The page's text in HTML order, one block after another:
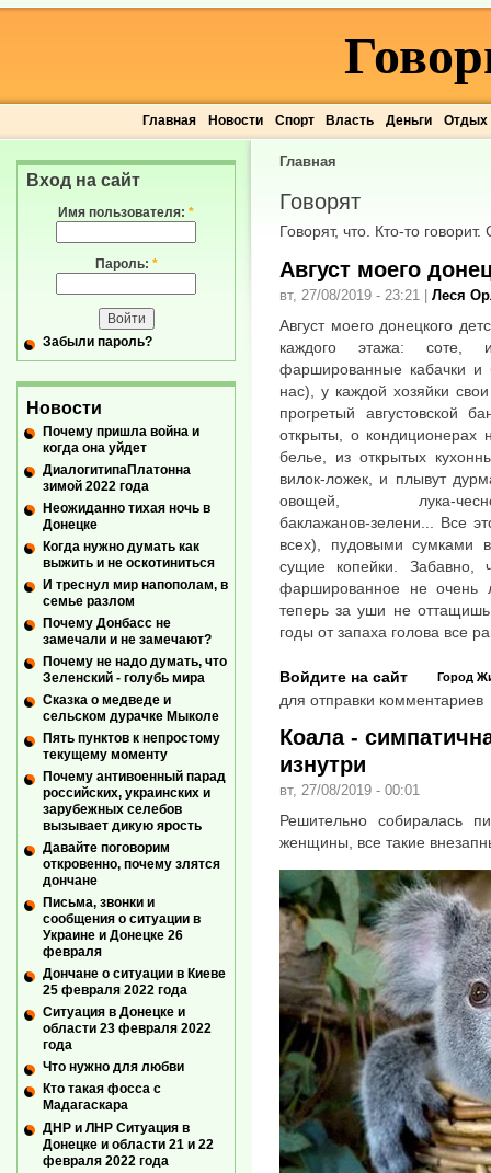
Главная Новости Спорт Власть Деньги Отдых
Главная
Говорят
Говорят, что. Кто-то
Август моего
вт, 27/08/2019 - 23:21 | Леся
Август моего донецкого
каждого этажа: соте,
фаршированные кабачки и
нас), у каждой хозяйки
прогретый августовской
открыты, о кондиционерах
белье, из открытых
вилок-ложек, и плывут
овощей, лука-чеснока-
баклажанов-зелени... Все
всех), пудовыми сумками
сущие копейки.
фаршированное не очень
теперь за уши не
годы от запаха голова все
Город
Войдите на сайт
для отправки комментариев
Коала -
изнутри
вт, 27/08/2019 - 00:01
Решительно собиралась
женщины, все такие
Вход на сайт
Имя пользователя: *
Пароль: *
Забыли пароль?
Новости
Почему пришла война и
когда она уйдет
ДиалогитипаПлатонна
зимой 2022 года
Неожиданно тихая ночь в
Донецке
Когда нужно думать как
выжить и не оскотиниться
И треснул мир напополам, в
семье разлом
Почему Донбасс не
замечали и не замечают?
Почему не надо думать, что
Зеленский - голубь мира
Сказка о медведе и
сельском дурачке Мыколе
Пять пунктов к непростому
текущему моменту
Почему антивоенный парад
российских, украинских и
зарубежных селебов
вызывает дикую ярость
Давайте поговорим
откровенно, почему злятся
дончане
Письма, звонки и
сообщения о ситуации в
Украине и Донецке 26
февраля
Дончане о ситуации в Киеве
25 февраля 2022 года
Ситуация в Донецке и
области 23 февраля 2022
года
Что нужно для любви
Кто такая фосса с
Мадагаскара
ДНР и ЛНР Ситуация в
Донецке и области 21 и 22
февраля 2022 года